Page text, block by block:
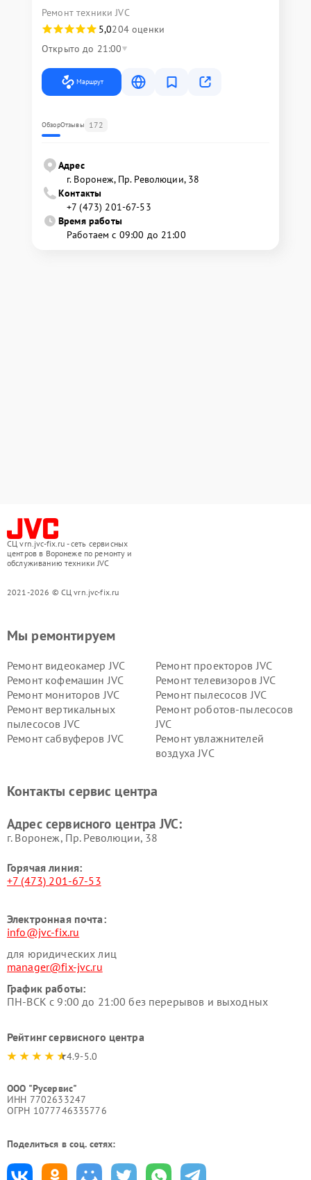
Ремонт техники JVC
5,0204 оценки
Открыто до 21:00
Маршрут
ОбзорОтзывы 172
Адрес
г. Воронеж, Пр. Революции, 38
Контакты
+7 (473) 201-67-53
Время работы
Работаем с 09:00 до 21:00
СЦ vrn.jvc-fix.ru - сеть сервисных
центров в Воронеже по ремонту и
обслуживанию техники JVC
2021-2026 © СЦ vrn.jvc-fix.ru
Мы ремонтируем
Ремонт видеокамер JVC
Ремонт проекторов JVC
Ремонт кофемашин JVC
Ремонт телевизоров JVC
Ремонт мониторов JVC
Ремонт пылесосов JVC
Ремонт вертикальных
пылесосов JVC
Ремонт роботов-пылесосов
JVC
Ремонт сабвуферов JVC
Ремонт увлажнителей
воздуха JVC
Контакты сервис центра
Адрес сервисного центра JVC:
г. Воронеж, Пр. Революции, 38
Горячая линия:
+7 (473) 201-67-53
Электронная почта:
info@jvc-fix.ru
для юридических лиц
manager@fix-jvc.ru
График работы:
ПН-ВСК с 9:00 до 21:00 без перерывов и выходных
Рейтинг сервисного центра
4.9-5.0
ООО "Русервис"
ИНН 7702633247
ОГРН 1077746335776
Поделиться в соц. сетях: